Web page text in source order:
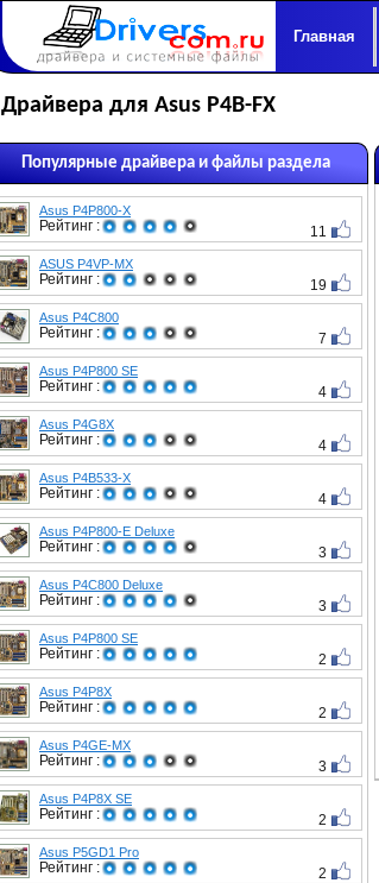
Главная
Драйвера для Asus P4B-FX
Популярные драйвера и файлы раздела
Asus P4P800-X
Рейтинг : 11
ASUS P4VP-MX
Рейтинг : 19
Asus P4C800
Рейтинг : 7
Asus P4P800 SE
Рейтинг : 4
Asus P4G8X
Рейтинг : 4
Asus P4B533-X
Рейтинг : 4
Asus P4P800-E Deluxe
Рейтинг : 3
Asus P4C800 Deluxe
Рейтинг : 3
Asus P4P800 SE
Рейтинг : 2
Asus P4P8X
Рейтинг : 2
Asus P4GE-MX
Рейтинг : 3
Asus P4P8X SE
Рейтинг : 2
Asus P5GD1 Pro
Рейтинг : 2